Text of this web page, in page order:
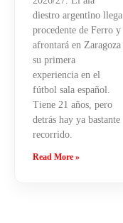
diestro argentino llega
procedente de Ferro y
afrontará en Zaragoza
su primera
experiencia en el
fútbol sala español.
Tiene 21 años, pero
detrás hay ya bastante
recorrido.
Read More »